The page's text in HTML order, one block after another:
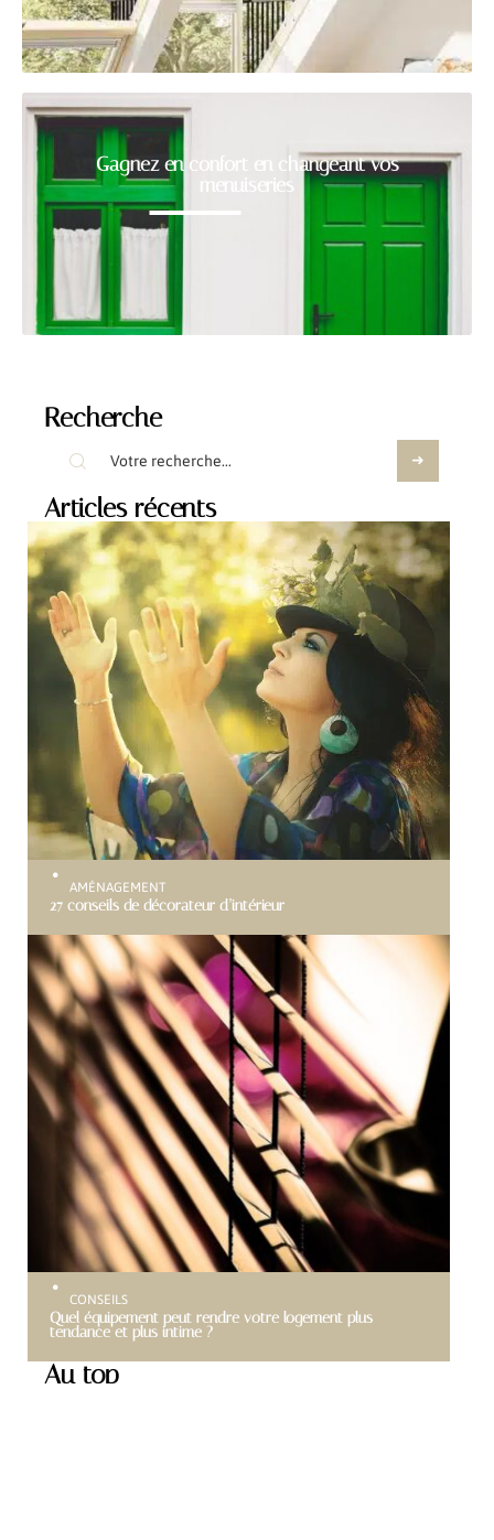
Gagnez en confort en changeant vos
menuiseries
Recherche
Articles récents
AMÉNAGEMENT
27 conseils de décorateur d’intérieur
CONSEILS
Quel équipement peut rendre votre logement plus
tendance et plus intime ?
Au top